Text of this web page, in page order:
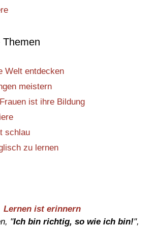
Welt entdecken
meistern
ist ihre Bildung
schlau
zu lernen
Lernen ist erinnern
"Ich bin richtig, so wie ich bin!",